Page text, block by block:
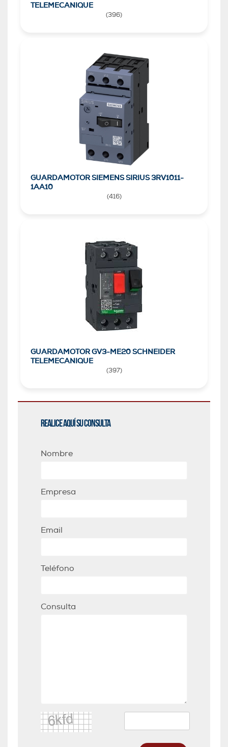
TELEMECANIQUE
(396)
GUARDAMOTOR SIEMENS SIRIUS 3RV1011-
1AA10
(416)
GUARDAMOTOR GV3-ME20 SCHNEIDER
TELEMECANIQUE
(397)
Realice aquí su consulta
Nombre
Empresa
Email
Teléfono
Consulta